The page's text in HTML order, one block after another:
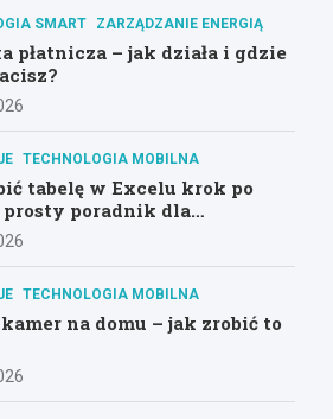
SMART ZARZĄDZANIE ENERGIĄ
płatnicza – jak działa i gdzie
TECHNOLOGIA MOBILNA
tabelę w Excelu krok po
poradnik dla
TECHNOLOGIA MOBILNA
na domu – jak zrobić to